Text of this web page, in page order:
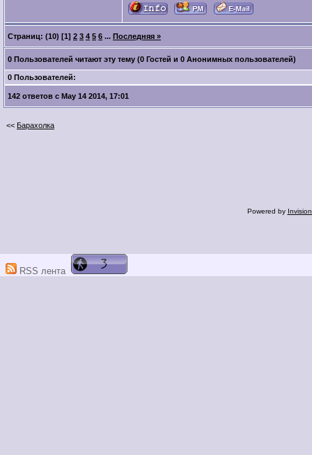
Страниц: (10) [1] 2 3 4 5 6 ... Последняя »
0 Пользователей читают эту тему (0 Гостей и 0 Анонимных пользователей)
0 Пользователей:
142 ответов с May 14 2014, 17:01
<< Барахолка
Powered by
RSS лента